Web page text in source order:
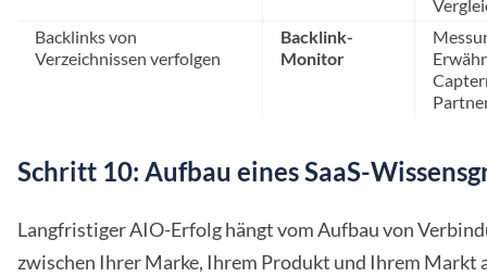
Backlinks von
Verzeichnissen verfolgen
Backlink-
Monitor
Schritt 10: Aufbau eines SaaS-
Langfristiger AIO-Erfolg hängt vom Aufbau von
zwischen Ihrer Marke, Ihrem Produkt und Ihrem Markt